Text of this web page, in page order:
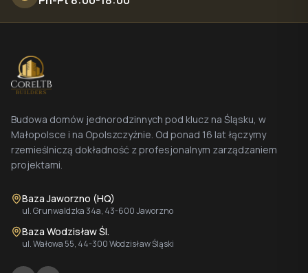
Budowa domów jednorodzinnych pod klucz na Śląsku, w
Małopolsce i na Opolszczyźnie. Od ponad 16 lat łączymy
rzemieślniczą dokładność z profesjonalnym zarządzaniem
projektami.
Baza Jaworzno (HQ)
ul. Grunwaldzka 34a, 43-600 Jaworzno
Baza Wodzisław Śl.
ul. Wałowa 55, 44-300 Wodzisław Śląski